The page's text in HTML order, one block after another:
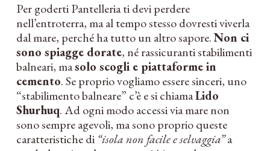
Per goderti Pantelleria ti devi perdere
nell’entroterra, ma al tempo stesso dovresti viverla
dal mare, perché ha tutto un altro sapore.Non ci
sono spiagge dorate, né rassicuranti stabilimenti
balneari, masolo scogli e piattaforme in
cemento. Se proprio vogliamo essere sinceri, uno
“stabilimento balneare” c’è e si chiamaLido
Shurhuq. Ad ogni modo accessi via mare non
sono sempre agevoli, ma sono proprio queste
caratteristiche di “isola non facile e selvaggia”a